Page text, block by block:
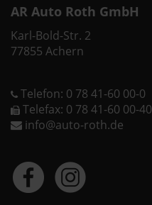
AR Auto Roth GmbH
Karl-Bold-Str. 2
77855 Achern
Telefon: 0 78 41-60 00-0
Telefax: 0 78 41-60 00-40
info@auto-roth.de